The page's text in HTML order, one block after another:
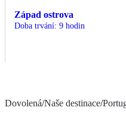
Západ ostrova
Doba trvání: 9 hodin
Dovolená/Naše destinace/